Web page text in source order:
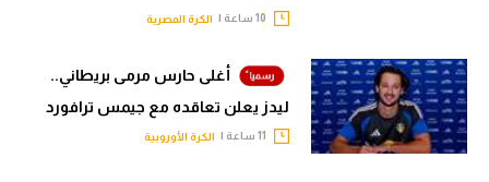
الكرة المصرية
أغلى حارس مرمى بريطاني..
ليدز يعلن تعاقده مع جيمس ترافورد
الكرة الأوروبية